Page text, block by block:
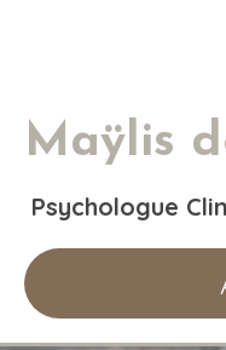
Maÿlis
Psychologue